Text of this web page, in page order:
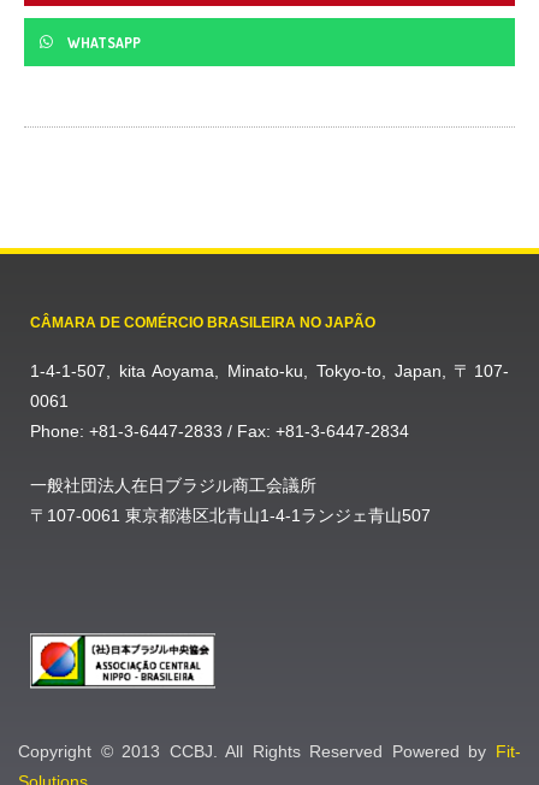
WHATSAPP
CÂMARA DE COMÉRCIO BRASILEIRA NO JAPÃO
1-4-1-507, kita Aoyama, Minato-ku, Tokyo-to, Japan, 〒107-
0061
Phone: +81-3-6447-2833 / Fax: +81-3-6447-2834
一般社団法人在日ブラジル商工会議所
〒107-0061 東京都港区北青山1-4-1ランジェ青山507
Copyright © 2013 CCBJ. All Rights Reserved Powered by Fit-